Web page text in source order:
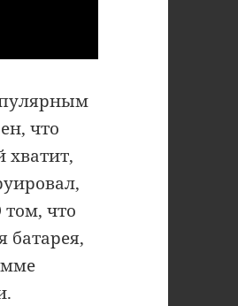
что
хватит,
что
батарея,